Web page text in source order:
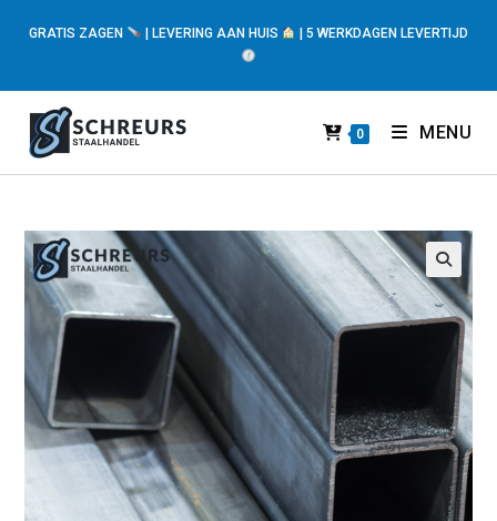
GRATIS ZAGEN | LEVERING AAN HUIS | 5 WERKDAGEN LEVERTIJD
0 MENU